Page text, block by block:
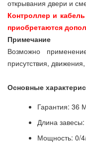
открывания двери и
Контроллер и
приобретаются
Примечание
Возможно
присутствия,
Основные
Гарантия: 36
Длина
Мощность: 0/